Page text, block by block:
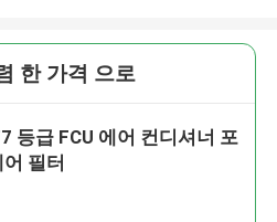
한 가격 으로
등급 FCU 에어 컨디셔너 포
필터